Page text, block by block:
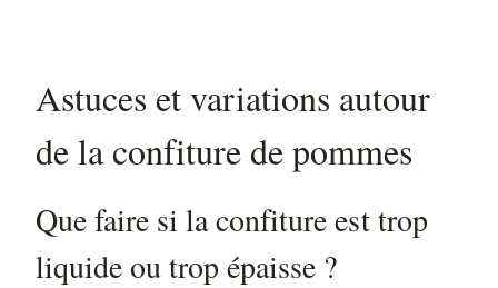
Astuces et variations autour
de la confiture de pommes
Que faire si la confiture est trop
liquide ou trop épaisse ?